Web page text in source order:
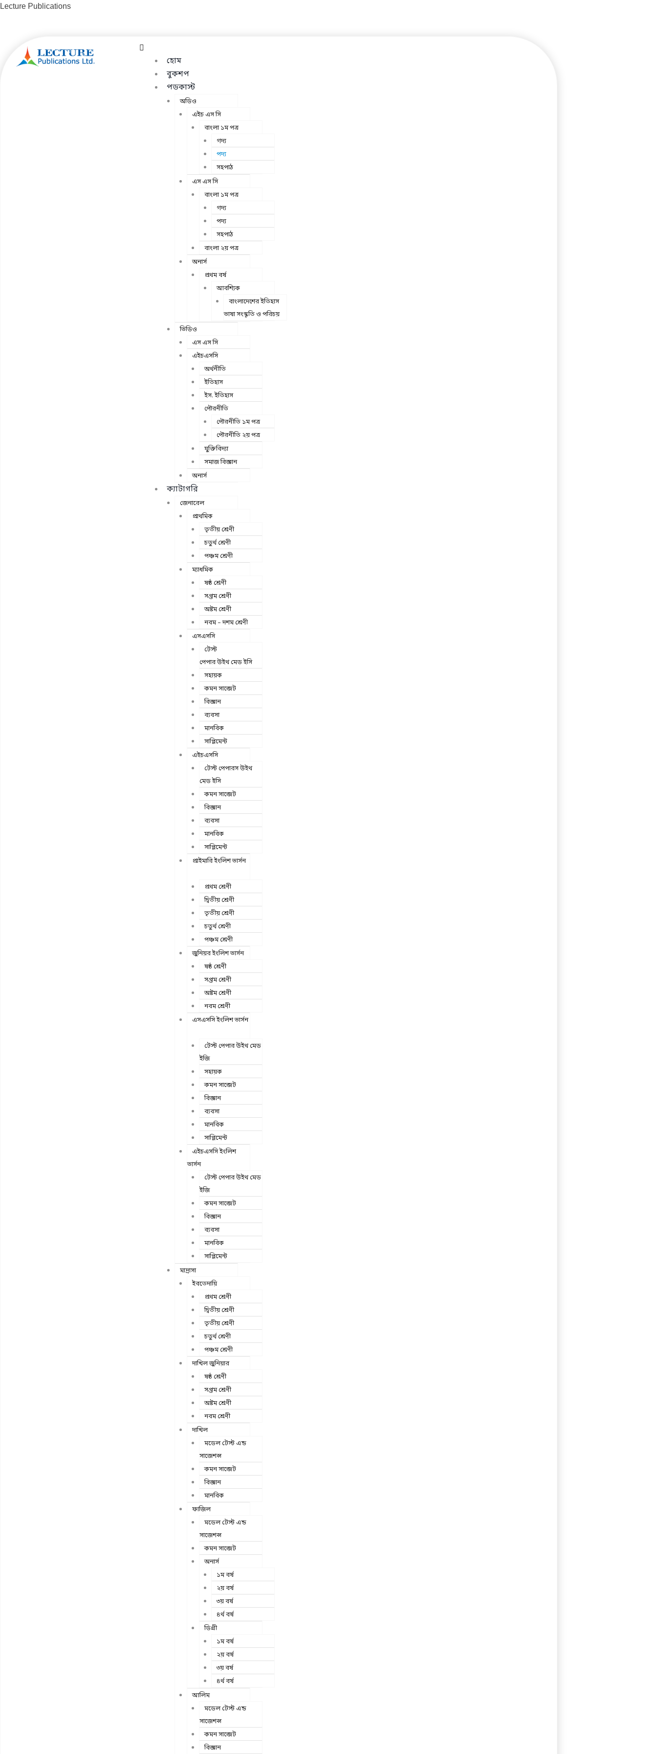
Skip
Lecture Publications
Menu
হোম
বুকশপ
পডকাস্ট
অডিও
এইচ এস সি
বাংলা ১ম পত্র
গদ্য
পদ্য
সহপাঠ
এস এস সি
বাংলা ১ম পত্র
গদ্য
পদ্য
সহপাঠ
বাংলা ২য় পত্র
অনার্স
প্রথম বর্ষ
আবশ্যিক
বাংলাদেশের ইতিহাস
ভাষা সংস্কৃতি ও পরিচয়
ভিডিও
এস এস সি
এইচএসসি
অর্থনীতি
ইতিহাস
ইস. ইতিহাস
পৌরনীতি
পৌরনীতি ১ম পত্র
পৌরনীতি ২য় পত্র
যুক্তিবিদ্যা
সমাজ বিজ্ঞান
অনার্স
ক্যাটাগরি
জেনারেল
প্রাথমিক
তৃতীয় শ্রেণী
চতুর্থ শ্রেণী
পঞ্চম শ্রেণী
ম্যাধমিক
ষষ্ঠ শ্রেণী
সপ্তম শ্রেণী
অষ্টম শ্রেণী
নবম – দশম শ্রেণী
এসএসসি
টেস্ট
পেপার উইথ মেড ইসি
সহায়ক
কমন সাব্জেট
বিজ্ঞান
ব্যবসা
মানবিক
সাপ্লিমেন্ট
এইচএসসি
টেস্ট পেপারস উইথ
মেড ইসি
কমন সাব্জেট
বিজ্ঞান
ব্যবসা
মানবিক
সাপ্লিমেন্ট
প্রাইমারি ইংলিশ ভার্সন
প্রথম শ্রেণী
দ্বিতীয় শ্রেণী
তৃতীয় শ্রেণী
চতুর্থ শ্রেণী
পঞ্চম শ্রেণী
জুনিয়র ইংলিশ ভার্সন
ষষ্ঠ শ্রেণী
সপ্তম শ্রেণী
অষ্টম শ্রেণী
নবম শ্রেণী
এসএসসি ইংলিশ ভার্সন
টেস্ট পেপার উইথ মেড
ইজি
সহায়ক
কমন সাব্জেট
বিজ্ঞান
ব্যবসা
মানবিক
সাপ্লিমেন্ট
এইচএসসি ইংলিশ
ভার্সন
টেস্ট পেপার উইথ মেড
ইজি
কমন সাব্জেট
বিজ্ঞান
ব্যবসা
মানবিক
সাপ্লিমেন্ট
মাদ্রাসা
ইবতেদায়ি
প্রথম শ্রেণী
দ্বিতীয় শ্রেণী
তৃতীয় শ্রেণী
চতুর্থ শ্রেণী
পঞ্চম শ্রেণী
দাখিল জুনিয়ার
ষষ্ঠ শ্রেণী
সপ্তম শ্রেণী
অষ্টম শ্রেণী
নবম শ্রেণী
দাখিল
মডেল টেস্ট এন্ড
সাজেশন্স
কমন সাব্জেট
বিজ্ঞান
মানবিক
ফাজিল
মডেল টেস্ট এন্ড
সাজেশন্স
কমন সাব্জেট
অনার্স
১ম বর্ষ
২য় বর্ষ
৩য় বর্ষ
৪র্থ বর্ষ
ডিগ্রী
১ম বর্ষ
২য় বর্ষ
৩য় বর্ষ
৪র্থ বর্ষ
আলিম
মডেল টেস্ট এন্ড
সাজেশন্স
কমন সাব্জেট
বিজ্ঞান